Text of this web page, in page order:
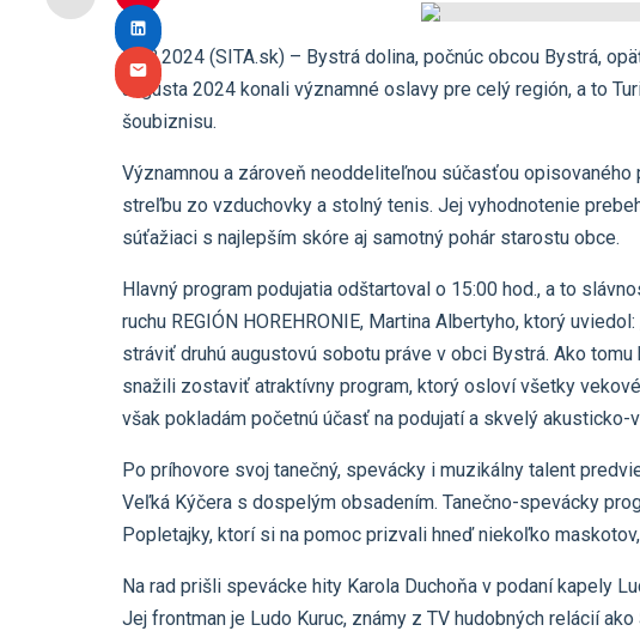
14.8.2024 (SITA.sk) – Bystrá dolina, počnúc obcou Bystrá,
augusta 2024 konali významné oslavy pre celý región, a to
šoubiznisu.
Významnou a zároveň neoddeliteľnou súčasťou
streľbu zo vzduchovky a stolný tenis. Jej vyhodnotenie
súťažiaci s najlepším skóre aj samotný pohár starostu obce.
Hlavný program podujatia odštartoval o 15:00 hod., a to
ruchu REGIÓN HOREHRONIE, Martina Albertyho, ktorý
stráviť druhú augustovú sobotu práve v obci Bystrá. Ako
snažili zostaviť atraktívny program, ktorý osloví všetky
však pokladám početnú účasť na podujatí a skvelý
Po príhovore svoj tanečný, spevácky i muzikálny talent
Veľká Kýčera s dospelým obsadením. Tanečno-spevácky
Popletajky, ktorí si na pomoc prizvali hneď niekoľko
Na rad prišli spevácke hity Karola Duchoňa v podaní kapely
Jej frontman je Ludo Kuruc, známy z TV hudobných relácií